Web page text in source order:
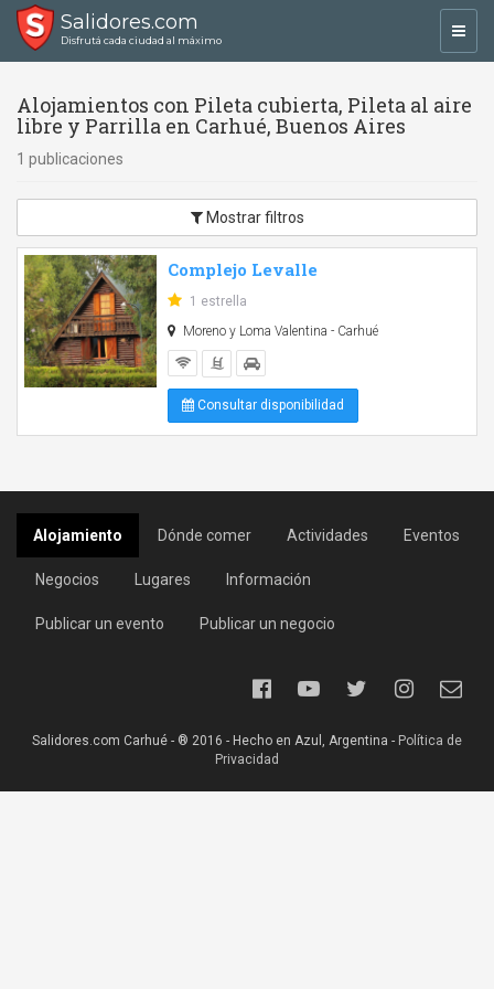
Salidores.com
Disfrutá cada ciudad al máximo
Alojamientos con Pileta cubierta, Pileta al aire
libre y Parrilla en Carhué, Buenos Aires
1 publicaciones
Mostrar filtros
Complejo Levalle
1 estrella
Moreno y Loma Valentina - Carhué
Consultar disponibilidad
Alojamiento Dónde comer Actividades Eventos
Negocios Lugares Información
Publicar un evento Publicar un negocio
Salidores.com Carhué - ® 2016 - Hecho en Azul, Argentina - Política de
Privacidad